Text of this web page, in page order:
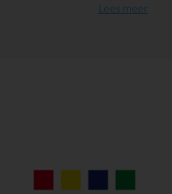
Per 10 stuks
Lees meer